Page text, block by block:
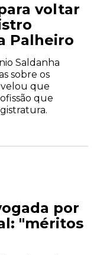
voltar
Palheiro
Saldanha
sobre os
que
que
por
"méritos